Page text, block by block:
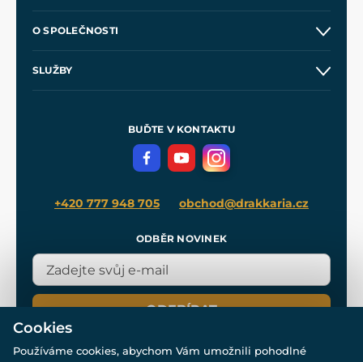
Velkoobchod
O SPOLEČNOSTI
SLUŽBY
Meče pro Kingdom Come
BUĎTE V KONTAKTU
+420 777 948 705 obchod@drakkaria.cz
ODBĚR NOVINEK
ODEBÍRAT
Cookies
Používáme cookies, abychom Vám umožnili pohodlné